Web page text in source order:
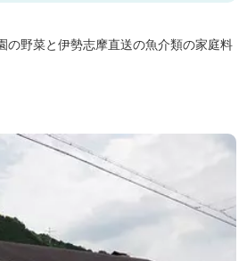
の野菜と伊勢志摩直送の魚介類の家庭料